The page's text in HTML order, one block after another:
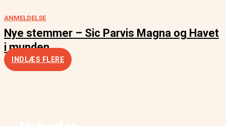
ANMELDELSE
Nye stemmer – Sic Parvis Magna og Havet
i munden
INDLÆS FLERE